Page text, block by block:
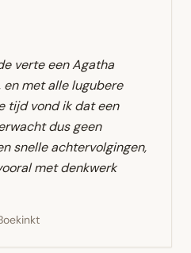
verte een Agatha
met alle lugubere
tijd vond ik dat een
dus geen
snelle achtervolgingen,
met denkwerk